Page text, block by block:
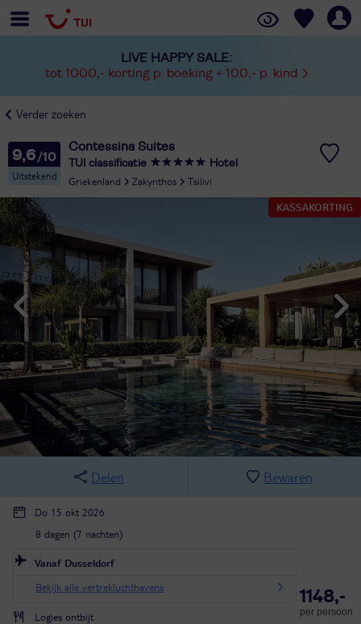
LIVE HAPPY SALE:
tot 1000,- korting p. boeking + 100,- p. kind
Verder zoeken
9,6
Uitstekend
Contessina Suites
TUI classificatie Hotel
Griekenland Zakynthos
Tsilivi
KASSAKORTING
Delen Bewaren
Do 15 okt 2026
8 dagen (7 nachten)
Vanaf Dusseldorf
Bekijk alle vertrekluchthavens
Logies ontbijt
1148,-
per persoon